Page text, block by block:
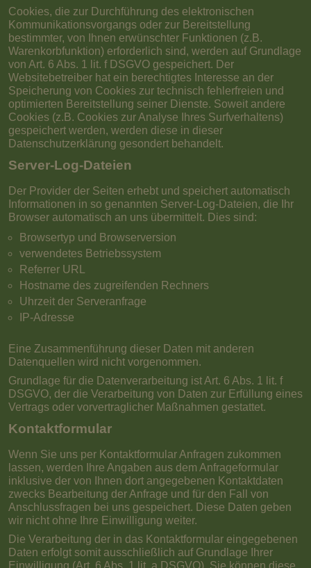
Cookies, die zur Durchführung des elektronischen
Kommunikationsvorgangs oder zur Bereitstellung
bestimmter, von Ihnen erwünschter Funktionen (z.B.
Warenkorbfunktion) erforderlich sind, werden auf Grundlage
von Art. 6 Abs. 1 lit. f DSGVO gespeichert. Der
Websitebetreiber hat ein berechtigtes Interesse an der
Speicherung von Cookies zur technisch fehlerfreien und
optimierten Bereitstellung seiner Dienste. Soweit andere
Cookies (z.B. Cookies zur Analyse Ihres Surfverhaltens)
gespeichert werden, werden diese in dieser
Datenschutzerklärung gesondert behandelt.
Server-Log-Dateien
Der Provider der Seiten erhebt und speichert automatisch
Informationen in so genannten Server-Log-Dateien, die Ihr
Browser automatisch an uns übermittelt. Dies sind:
Browsertyp und Browserversion
verwendetes Betriebssystem
Referrer URL
Hostname des zugreifenden Rechners
Uhrzeit der Serveranfrage
IP-Adresse
Eine Zusammenführung dieser Daten mit anderen
Datenquellen wird nicht vorgenommen.
Grundlage für die Datenverarbeitung ist Art. 6 Abs. 1 lit. f
DSGVO, der die Verarbeitung von Daten zur Erfüllung eines
Vertrags oder vorvertraglicher Maßnahmen gestattet.
Kontaktformular
Wenn Sie uns per Kontaktformular Anfragen zukommen
lassen, werden Ihre Angaben aus dem Anfrageformular
inklusive der von Ihnen dort angegebenen Kontaktdaten
zwecks Bearbeitung der Anfrage und für den Fall von
Anschlussfragen bei uns gespeichert. Diese Daten geben
wir nicht ohne Ihre Einwilligung weiter.
Die Verarbeitung der in das Kontaktformular eingegebenen
Daten erfolgt somit ausschließlich auf Grundlage Ihrer